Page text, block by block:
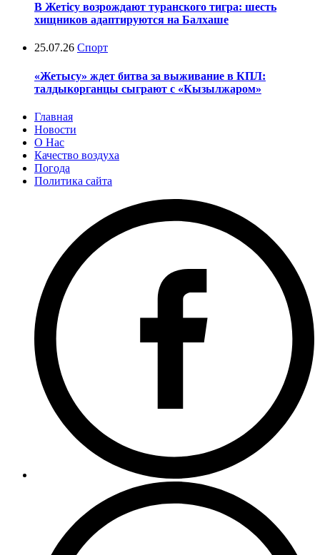
В Жетісу возрождают туранского тигра: шесть
хищников адаптируются на Балхаше
25.07.26 Спорт
«Жетысу» ждет битва за выживание в КПЛ:
талдыкорганцы сыграют с «Кызылжаром»
Главная
Новости
О Нас
Качество воздуха
Погода
Политика сайта